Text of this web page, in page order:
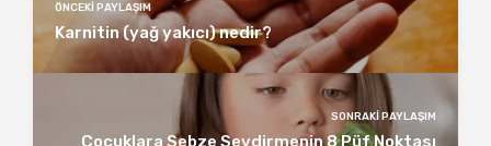
ÖNCEKI PAYLAŞIM
Karnitin (yağ yakıcı) nedir?
SONRAKI PAYLAŞIM
Çocuklara Sebze Sevdirmenin 8 Püf Noktası